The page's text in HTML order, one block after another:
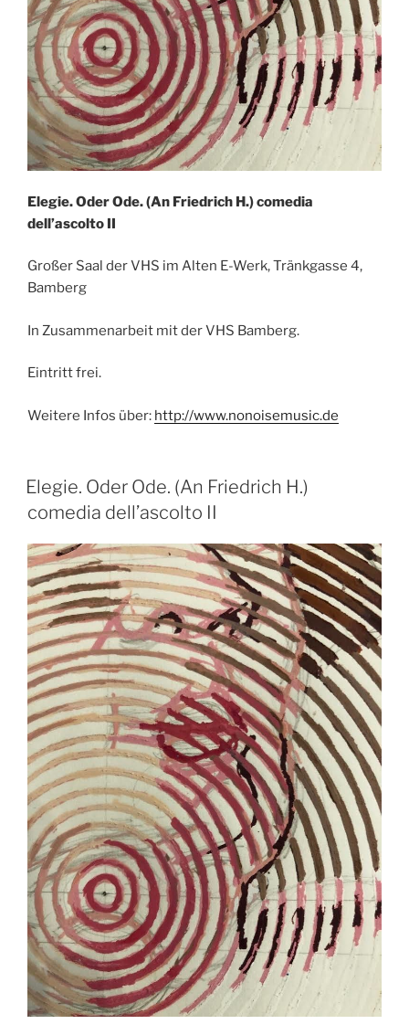
Elegie. Oder Ode. (An Friedrich H.) comedia
dell’ascolto II
Großer Saal der VHS im Alten E-Werk, Tränkgasse 4,
Bamberg
In Zusammenarbeit mit der VHS Bamberg.
Eintritt frei.
Weitere Infos über: http://www.nonoisemusic.de
Elegie. Oder Ode. (An Friedrich H.)
comedia dell’ascolto II